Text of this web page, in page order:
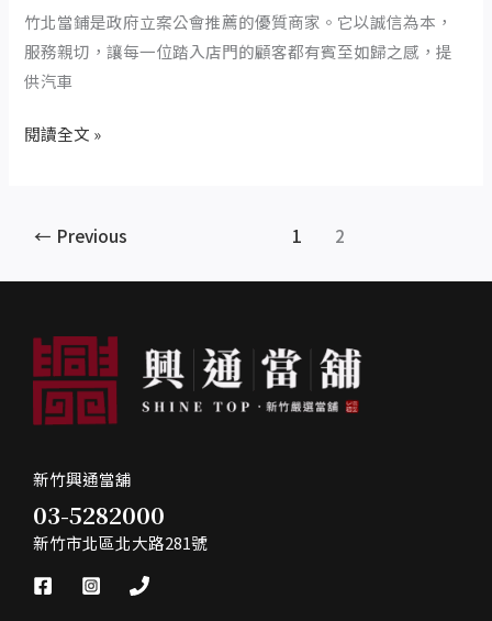
竹北當鋪是政府立案公會推薦的優質商家。它以誠信為本，
服務親切，讓每一位踏入店門的顧客都有賓至如歸之感，提
供汽車
當
日
放
讓
到
閱讀全文 »
← Previous 1 2
新竹興通當舖
03-5282000
新竹市北區北大路281號